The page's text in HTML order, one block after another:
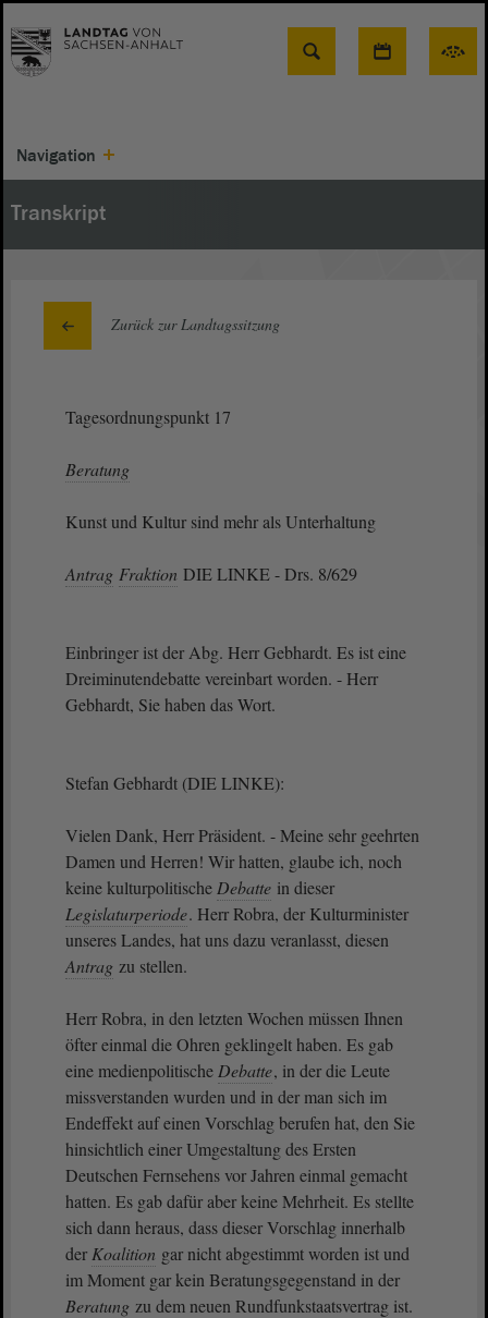
Suche
Navigation
Transkript
Zurück zur Landtagssitzung
Tagesordnungspunkt 17
Beratung
Kunst und Kultur sind mehr als Unterhaltung
Antrag Fraktion DIE LINKE - Drs. 8/629
Einbringer ist der Abg. Herr Gebhardt. Es ist eine
Dreiminutendebatte vereinbart worden. - Herr
Gebhardt, Sie haben das Wort.
Stefan Gebhardt (DIE LINKE):
Vielen Dank, Herr Präsident. - Meine sehr geehrten
Damen und Herren! Wir hatten, glaube ich, noch
keine kulturpolitische Debatte in dieser
Legislaturperiode. Herr Robra, der Kulturminister
unseres Landes, hat uns dazu veranlasst, diesen
Antrag zu stellen.
Herr Robra, in den letzten Wochen müssen Ihnen
öfter einmal die Ohren geklingelt haben. Es gab
eine medienpolitische Debatte, in der die Leute
missverstanden wurden und in der man sich im
Endeffekt auf einen Vorschlag berufen hat, den Sie
hinsichtlich einer Umgestaltung des Ersten
Deutschen Fernsehens vor Jahren einmal gemacht
hatten. Es gab dafür aber keine Mehrheit. Es stellte
sich dann heraus, dass dieser Vorschlag innerhalb
der Koalition gar nicht abgestimmt worden ist und
im Moment gar kein Beratungsgegenstand in der
Beratung zu dem neuen Rundfunkstaatsvertrag ist.